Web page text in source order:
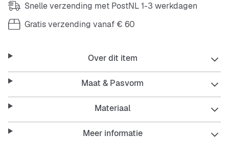
Snelle verzending met PostNL 1-3 werkdagen
Gratis verzending vanaf € 60
Over dit item
Maat & Pasvorm
Materiaal
Meer informatie